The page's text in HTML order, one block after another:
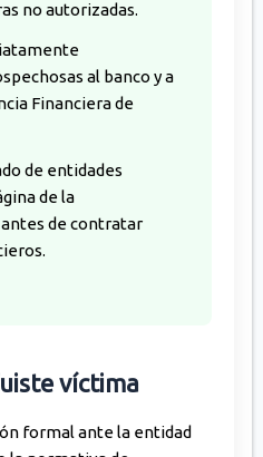
no autorizadas.
al banco y a
Financiera de
de entidades
de la
de contratar
víctima
formal ante la entidad